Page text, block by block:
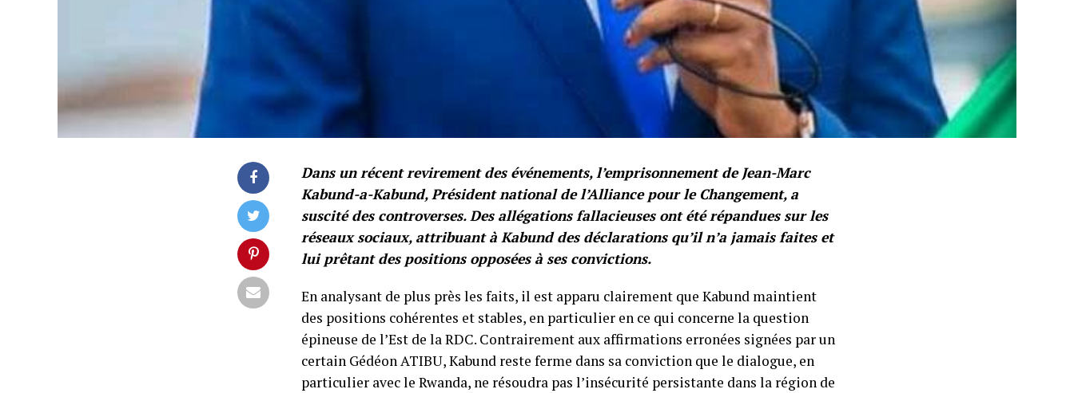
Dans un récent revirement des événements, l’emprisonnement de Jean-Marc
Kabund-a-Kabund, Président national de l’Alliance pour le Changement, a
suscité des controverses. Des allégations fallacieuses ont été répandues sur les
réseaux sociaux, attribuant à Kabund des déclarations qu’il n’a jamais faites et
lui prêtant des positions opposées à ses convictions.
En analysant de plus près les faits, il est apparu clairement que Kabund maintient
des positions cohérentes et stables, en particulier en ce qui concerne la question
épineuse de l’Est de la RDC. Contrairement aux affirmations erronées signées par un
certain Gédéon ATIBU, Kabund reste ferme dans sa conviction que le dialogue, en
particulier avec le Rwanda, ne résoudra pas l’insécurité persistante dans la région de